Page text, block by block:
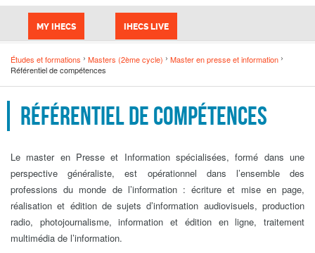
MY IHECS IHECS LIVE
Études et formations Masters (2ème cycle)
Master en presse et information
Référentiel de compétences
Référentiel de compétences
Le master en Presse et Information spécialisées, formé dans une
perspective généraliste, est opérationnel dans l’ensemble des
professions du monde de l’information : écriture et mise en page,
réalisation et édition de sujets d’information audiovisuels, production
radio, photojournalisme, information et édition en ligne, traitement
multimédia de l’information.